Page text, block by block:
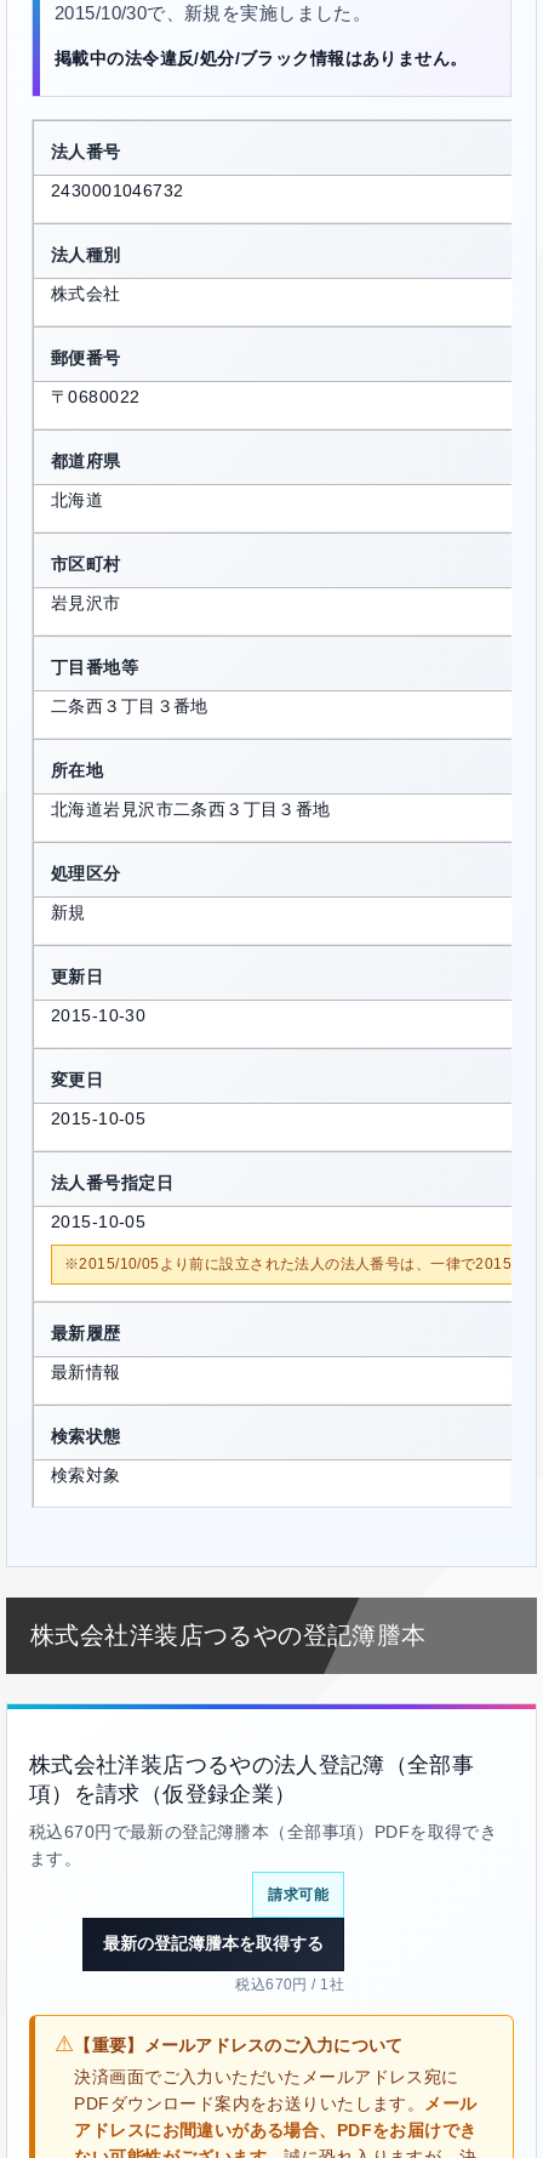
2015/10/30で、新規を実施しました。
掲載中の法令違反/処分/ブラック情報はありません。
法人番号
2430001046732
法人種別
株式会社
郵便番号
〒0680022
都道府県
北海道
市区町村
岩見沢市
丁目番地等
二条西３丁目３番地
所在地
北海道岩見沢市二条西３丁目３番地
処理区分
新規
更新日
2015-10-30
変更日
2015-10-05
法人番号指定日
2015-10-05
※2015/10/05より前に設立された法人の法人番号は、一律で2015/10/
最新履歴
最新情報
検索状態
検索対象
株式会社洋装店つるやの登記簿謄本
株式会社洋装店つるやの法人登記簿（全部事
項）を請求（仮登録企業）
税込670円で最新の登記簿謄本（全部事項）PDFを取得でき
ます。
請求可能
最新の登記簿謄本を取得する
税込670円 / 1社
⚠ 【重要】メールアドレスのご入力について
決済画面でご入力いただいたメールアドレス宛に
PDFダウンロード案内をお送りいたします。
メール
アドレスにお間違いがある場合、PDFをお届けでき